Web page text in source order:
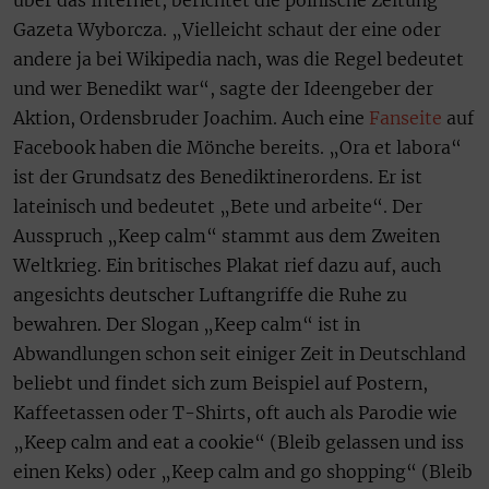
Gazeta Wyborcza. „Vielleicht schaut der eine oder
andere ja bei Wikipedia nach, was die Regel bedeutet
und wer Benedikt war“, sagte der Ideengeber der
Aktion, Ordensbruder Joachim. Auch eine Fanseite auf
Facebook haben die Mönche bereits. „Ora et labora“
ist der Grundsatz des Benediktinerordens. Er ist
lateinisch und bedeutet „Bete und arbeite“. Der
Ausspruch „Keep calm“ stammt aus dem Zweiten
Weltkrieg. Ein britisches Plakat rief dazu auf, auch
angesichts deutscher Luftangriffe die Ruhe zu
bewahren. Der Slogan „Keep calm“ ist in
Abwandlungen schon seit einiger Zeit in Deutschland
beliebt und findet sich zum Beispiel auf Postern,
Kaffeetassen oder T-Shirts, oft auch als Parodie wie
„Keep calm and eat a cookie“ (Bleib gelassen und iss
einen Keks) oder „Keep calm and go shopping“ (Bleib